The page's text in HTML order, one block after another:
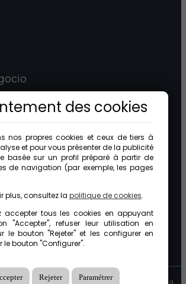
los derechos reservados | Créé avec Mobilia
des cookies
nos propres cookies et ceux de tiers à
et pour vous présenter de la publicité
basée sur un profil préparé à partir de
de navigation (par exemple, les pages
plus, consultez la politique de cookies.
accepter tous les cookies en appuyant
"Accepter", refuser leur utilisation en
le bouton "Rejeter" et les configurer en
bouton "Configurer".
Rejeter Paramétrer